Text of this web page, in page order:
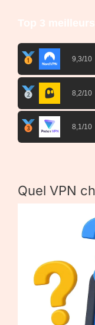
Top 3
9,3/10
8,2/10
8,1/10
Quel VPN